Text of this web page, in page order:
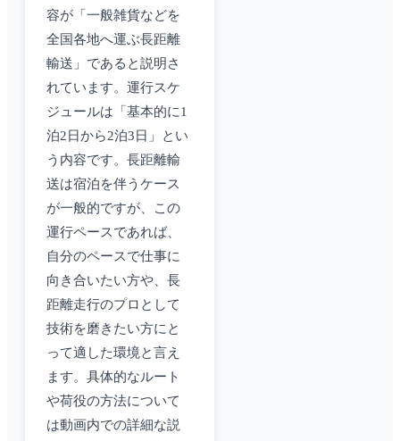
容が「一般雑貨などを
全国各地へ運ぶ長距離
輸送」であると説明さ
れています。運行スケ
ジュールは「基本的に1
泊2日から2泊3日」とい
う内容です。長距離輸
送は宿泊を伴うケース
が一般的ですが、この
運行ペースであれば、
自分のペースで仕事に
向き合いたい方や、長
距離走行のプロとして
技術を磨きたい方にと
って適した環境と言え
ます。具体的なルート
や荷役の方法について
は動画内での詳細な説